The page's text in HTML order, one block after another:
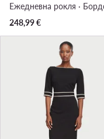
248,99€